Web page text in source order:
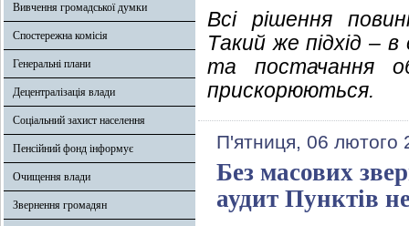
Вивчення громадської думки
Спостережна комісія
Генеральні плани
Децентралізація влади
Соціальний захист населення
Пенсійний фонд інформує
Очищення влади
Звернення громадян
Всі рішення
Такий же підхід –
та постачання
прискорюються.
П'ятниця, 06 лютого
Без масових
аудит Пунктів